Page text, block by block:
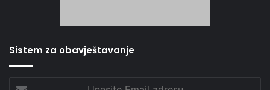
Sistem za obavještavanje